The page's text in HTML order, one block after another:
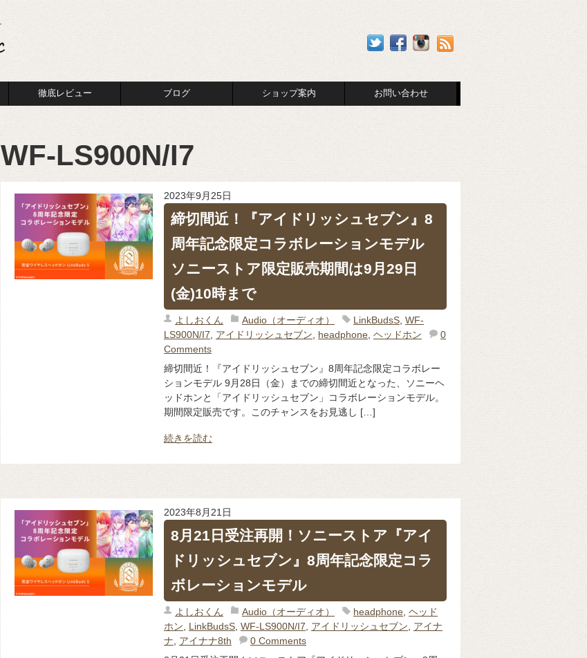
徹底レビュー ブログ ショップ案内 お問い合わせ
WF-LS900N/I7
2023年9月25日
締切間近！『アイドリッシュセブン』8
周年記念限定コラボレーションモデル
ソニーストア限定販売期間は9月29日
(金)10時まで
よしおくん Audio（オーディオ） LinkBudsS, WF-
LS900N/I7
アイドリッシュセブン headphone, ヘッドホン
0
Comments
締切間近！『アイドリッシュセブン』8周年記念限定コラボレー
ションモデル 9月28日（金）までの締切間近となった、ソニーヘ
ッドホンと「アイドリッシュセブン」コラボレーションモデル。
期間限定販売です。このチャンスをお見逃し […]
続きを読む
2023年8月21日
8月21日受注再開！ソニーストア『アイ
ドリッシュセブン』8周年記念限定コラ
ボレーションモデル
よしおくん Audio（オーディオ） headphone, ヘッド
ホン, LinkBudsS, WF-LS900N/I7, アイドリッシュセブン, アイナ
ナ, アイナナ8th
0 Comments